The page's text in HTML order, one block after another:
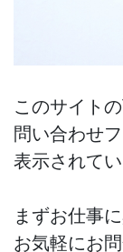
このサイト
問い合わせ
表示されて
まずお仕事
お気軽にお